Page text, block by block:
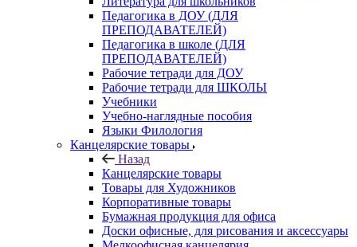
Педагогика в ДОУ (ДЛЯ
ПРЕПОДАВАТЕЛЕЙ)
Педагогика в школе (ДЛЯ
ПРЕПОДАВАТЕЛЕЙ)
Рабочие тетради для ДОУ
Рабочие тетради для ШКОЛЫ
Учебники
Учебно-наглядные пособия
Языки Филология
Канцелярские товары
Назад
Канцелярские товары
Товары для Художников
Корпоративные товары
Бумажная продукция для офиса
Доски офисные, для рисования и аксессуары